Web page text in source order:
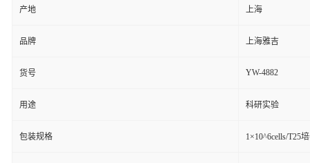
产地 上海
品牌 上海雅吉
货号 YW-4882
用途 科研实验
包装规格 1×10^6cells/T25